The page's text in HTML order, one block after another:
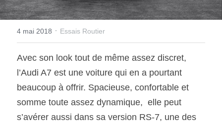
Art Automobile
Essais Routier
Télé RDS
Simulateur
Assurance
Rechercher
4 mai 2018 · Essais Routier
Avec son look tout de même assez discret,
l’Audi A7 est une voiture qui en a pourtant
beaucoup à offrir. Spacieuse, confortable et
somme toute assez dynamique,  elle peut
s’avérer aussi dans sa version RS-7, une des